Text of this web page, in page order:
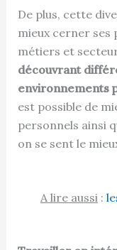
De plus, cette
mieux cerner ses
métiers et
découvrant
environnements
est possible de
personnels ainsi
on se sent le
A lire aussi :